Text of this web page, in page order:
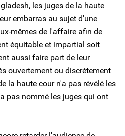
les juges de la haute
embarras au sujet d'une
mêmes de l'affaire afin de
équitable et impartial soit
aussi faire part de leur
ouvertement ou discrètement
la haute cour n'a pas révélé les
pas nommé les juges qui ont